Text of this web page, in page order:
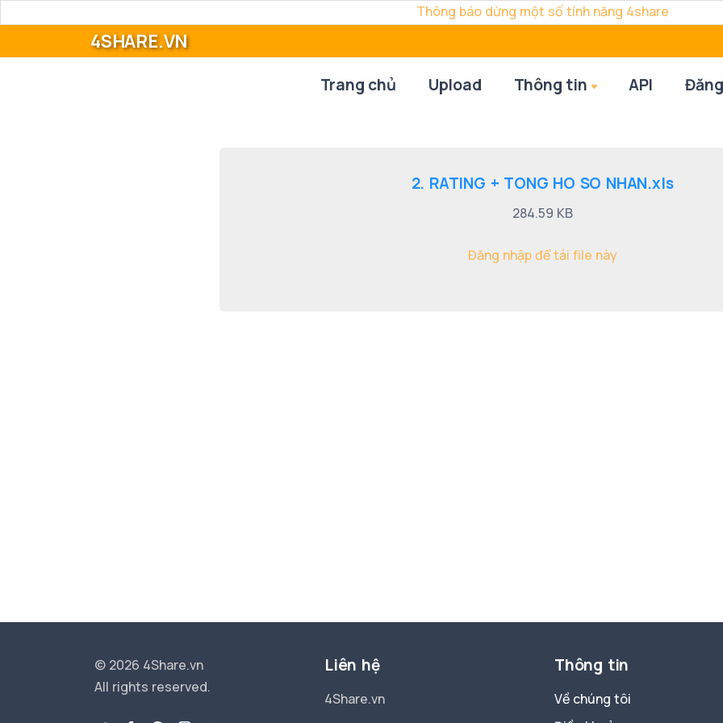
Thông báo dừng một số tính năng 4share
4SHARE.VN
Trang chủ Upload Thông tin API
2. RATING + TONG HO SO NHAN.xls
284.59 KB
Đăng nhập để tải file này
© 2026 4Share.vn
All rights reserved.
Liên hệ
4Share.vn
Thông tin
Về chúng tôi